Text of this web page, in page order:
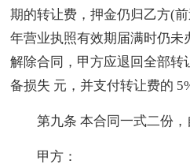
期的转让费，押金仍归乙方(
年营业执照有效期届满时仍未
解除合同，甲方应退回全部转
备损失 元，并支付转让费的
第九条 本合同一式二份，
甲方：